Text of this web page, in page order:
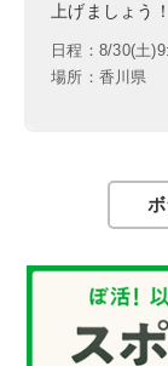
上げましょう！
日程：8/30(土
場所：香川県